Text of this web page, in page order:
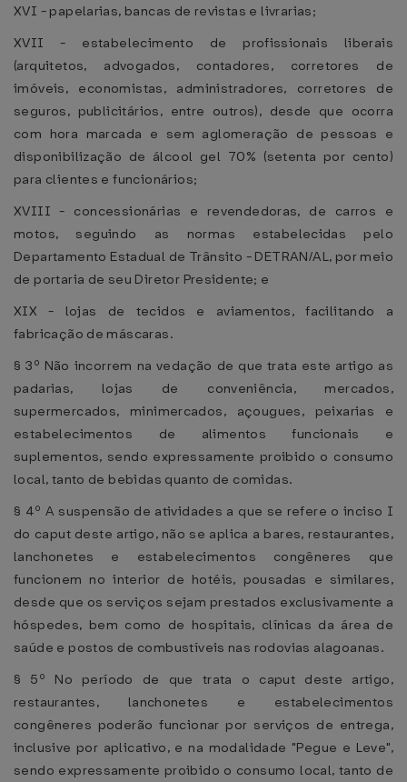
XVI - papelarias, bancas de revistas e livrarias;
XVII - estabelecimento de profissionais liberais
(arquitetos, advogados, contadores, corretores de
imóveis, economistas, administradores, corretores de
seguros, publicitários, entre outros), desde que ocorra
com hora marcada e sem aglomeração de pessoas e
disponibilização de álcool gel 70% (setenta por cento)
para clientes e funcionários;
XVIII - concessionárias e revendedoras, de carros e
motos, seguindo as normas estabelecidas pelo
Departamento Estadual de Trânsito - DETRAN/AL, por meio
de portaria de seu Diretor Presidente; e
XIX - lojas de tecidos e aviamentos, facilitando a
fabricação de máscaras.
§ 3º Não incorrem na vedação de que trata este artigo as
padarias, lojas de conveniência, mercados,
supermercados, minimercados, açougues, peixarias e
estabelecimentos de alimentos funcionais e
suplementos, sendo expressamente proibido o consumo
local, tanto de bebidas quanto de comidas.
§ 4º A suspensão de atividades a que se refere o inciso I
do caput deste artigo, não se aplica a bares, restaurantes,
lanchonetes e estabelecimentos congêneres que
funcionem no interior de hotéis, pousadas e similares,
desde que os serviços sejam prestados exclusivamente a
hóspedes, bem como de hospitais, clínicas da área de
saúde e postos de combustíveis nas rodovias alagoanas.
§ 5º No período de que trata o caput deste artigo,
restaurantes, lanchonetes e estabelecimentos
congêneres poderão funcionar por serviços de entrega,
inclusive por aplicativo, e na modalidade "Pegue e Leve",
sendo expressamente proibido o consumo local, tanto de